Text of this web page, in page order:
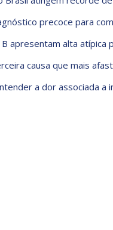
precoce para
apresentam alta atípica
causa que mais
a dor associada a